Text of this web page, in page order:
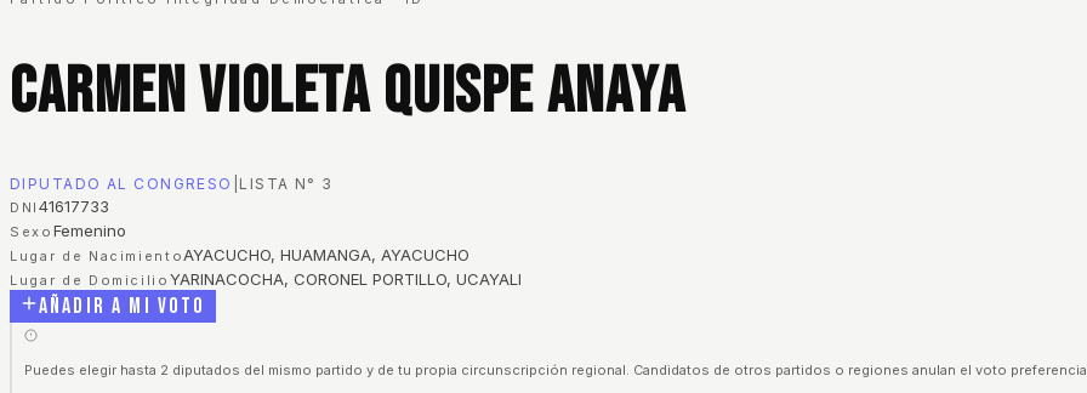
Carmen Violeta Quispe Anaya
DIPUTADO AL CONGRESO LISTA N° 3
DNI 41617733
Sexo Femenino
Lugar de NacimientoAYACUCHO, HUAMANGA, AYACUCHO
Lugar de Domicilio YARINACOCHA, CORONEL PORTILLO, UCAYALI
Añadir a mi voto
Puedes elegir hasta 2 diputados del mismo partido y de tu propia circunscripción regional. Candidatos de otros partidos o regiones anulan el voto